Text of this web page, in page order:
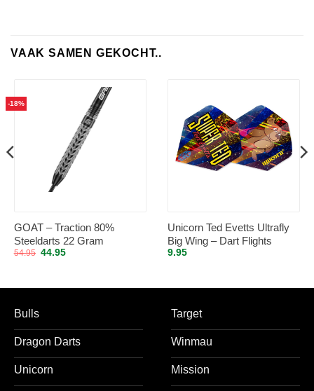
VAAK SAMEN GEKOCHT..
-18%
GOAT – Traction 80%
Steeldarts 22 Gram
54.95 Oorspronkelijke
44.95Huidige
Unicorn Ted Evetts Ultrafly
Big Wing – Dart Flights
9.95
Bulls
Dragon Darts
Unicorn
Target
Winmau
Mission